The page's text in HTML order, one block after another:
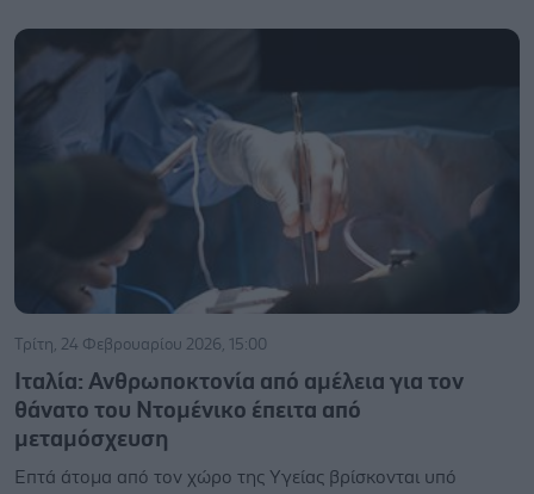
Τρίτη, 24 Φεβρουαρίου 2026, 15:00
Ιταλία: Ανθρωποκτονία από αμέλεια για τον
θάνατο του Ντομένικο έπειτα από
μεταμόσχευση
Επτά άτομα από τον χώρο της Υγείας βρίσκονται υπό